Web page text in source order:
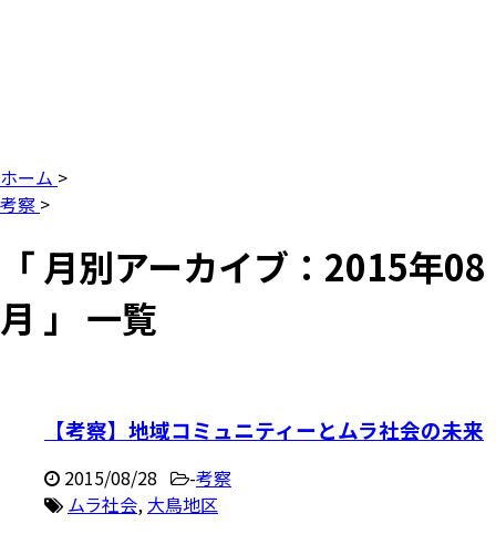
ホーム >
考察 >
「 月別アーカイブ：2015年08
月 」 一覧
【考察】地域コミュニティーとムラ社会の未来
2015/08/28 -考察
ムラ社会, 大鳥地区